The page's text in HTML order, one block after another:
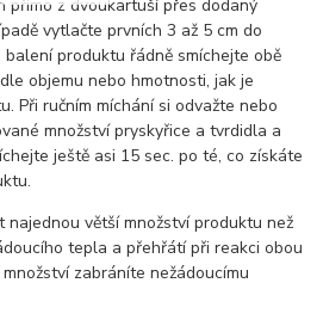
přímo z dvoukartuší přes dodaný
vytlačte prvních 3 až 5 cm do
produktu řádně smíchejte obě
objemu nebo hmotnosti, jak je
Při ručním míchání si odvažte nebo
množství pryskyřice a tvrdidla a
ještě asi 15 sec. po té, co získáte
najednou větší množství produktu než
tepla a přehřátí při reakci obou
zabráníte nežádoucímu